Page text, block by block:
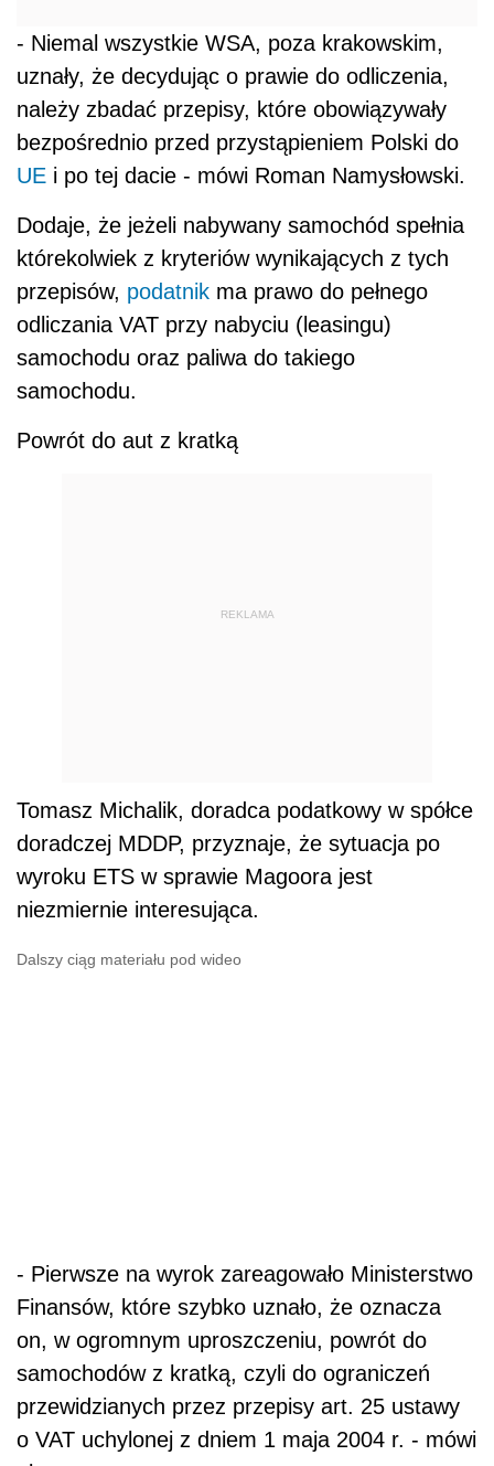
- Niemal wszystkie WSA, poza krakowskim,
uznały, że decydując o prawie do odliczenia,
należy zbadać przepisy, które obowiązywały
bezpośrednio przed przystąpieniem Polski do
UE i po tej dacie - mówi Roman Namysłowski.
Dodaje, że jeżeli nabywany samochód spełnia
którekolwiek z kryteriów wynikających z tych
przepisów, podatnik ma prawo do pełnego
odliczania VAT przy nabyciu (leasingu)
samochodu oraz paliwa do takiego
samochodu.
Powrót do aut z kratką
REKLAMA
Tomasz Michalik, doradca podatkowy w spółce
doradczej MDDP, przyznaje, że sytuacja po
wyroku ETS w sprawie Magoora jest
niezmiernie interesująca.
Dalszy ciąg materiału pod wideo
- Pierwsze na wyrok zareagowało Ministerstwo
Finansów, które szybko uznało, że oznacza
on, w ogromnym uproszczeniu, powrót do
samochodów z kratką, czyli do ograniczeń
przewidzianych przez przepisy art. 25 ustawy
o VAT uchylonej z dniem 1 maja 2004 r. - mówi